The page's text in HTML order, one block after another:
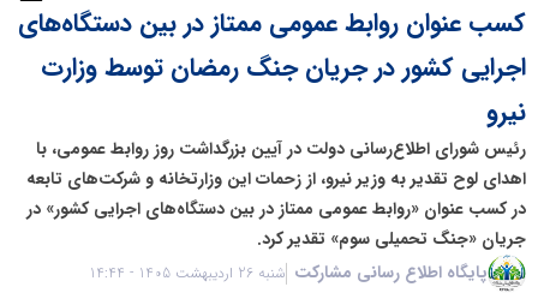
کسب عنوان روابط عمومی ممتاز در بین دستگاه‌های
اجرایی کشور در جریان جنگ رمضان توسط وزارت
نیرو
رئیس شورای اطلاع‌رسانی دولت در آیین بزرگداشت روز روابط عمومی، با
اهدای لوح تقدیر به وزیر نیرو، از زحمات این وزارتخانه و شرکت‌های تابعه
در کسب عنوان «روابط عمومی ممتاز در بین دستگاه‌های اجرایی کشور» در
جریان «جنگ تحمیلی سوم» تقدیر کرد.
پایگاه اطلاع رسانی مشارکت شنبه 26 اردیبهشت 1405 - 14:44